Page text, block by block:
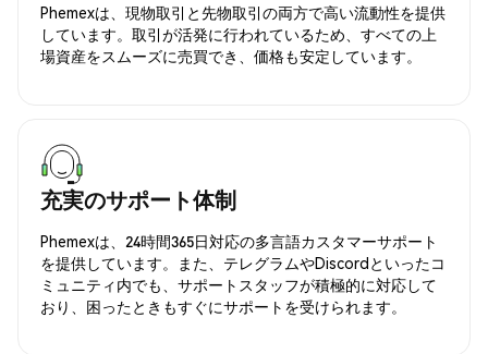
Phemexは、現物取引と先物取引の両方で高い流動性を提供
しています。取引が活発に行われているため、すべての上
場資産をスムーズに売買でき、価格も安定しています。
充実のサポート体制
Phemexは、24時間365日対応の多言語カスタマーサポート
を提供しています。また、テレグラムやDiscordといったコ
ミュニティ内でも、サポートスタッフが積極的に対応して
おり、困ったときもすぐにサポートを受けられます。